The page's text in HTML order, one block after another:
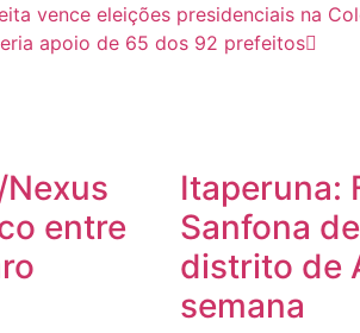
vence eleições presidenciais na
apoio de 65 dos 92 prefeitos
Nexus
entre
Itaperuna:
Sanfona
distrito de
semana